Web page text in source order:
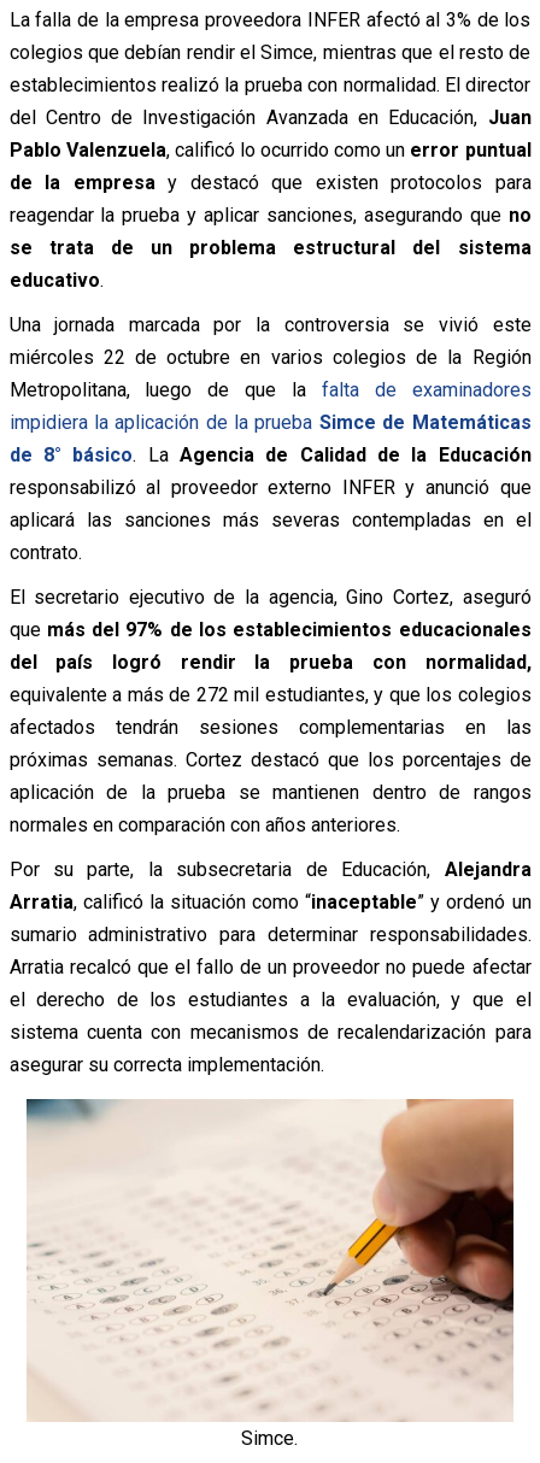
La falla de la empresa proveedora INFER afectó al 3% de los
colegios que debían rendir el Simce, mientras que el resto de
establecimientos realizó la prueba con normalidad. El director
del Centro de Investigación Avanzada en Educación, Juan
Pablo Valenzuela, calificó lo ocurrido como un error puntual
de la empresa y destacó que existen protocolos para
reagendar la prueba y aplicar sanciones, asegurando que no
se trata de un problema estructural del sistema
educativo.
Una jornada marcada por la controversia se vivió este
miércoles 22 de octubre en varios colegios de la Región
Metropolitana, luego de que la falta de examinadores
impidiera la aplicación de la prueba Simce de Matemáticas
de 8° básico. La Agencia de Calidad de la Educación
responsabilizó al proveedor externo INFER y anunció que
aplicará las sanciones más severas contempladas en el
contrato.
El secretario ejecutivo de la agencia, Gino Cortez, aseguró
que más del 97% de los establecimientos educacionales
del país logró rendir la prueba con normalidad,
equivalente a más de 272 mil estudiantes, y que los colegios
afectados tendrán sesiones complementarias en las
próximas semanas. Cortez destacó que los porcentajes de
aplicación de la prueba se mantienen dentro de rangos
normales en comparación con años anteriores.
Por su parte, la subsecretaria de Educación, Alejandra
Arratia, calificó la situación como “inaceptable” y ordenó un
sumario administrativo para determinar responsabilidades.
Arratia recalcó que el fallo de un proveedor no puede afectar
el derecho de los estudiantes a la evaluación, y que el
sistema cuenta con mecanismos de recalendarización para
asegurar su correcta implementación.
Simce.